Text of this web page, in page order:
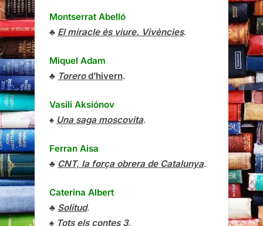
Montserrat Abelló
♣ El miracle és viure. Vivències.
Miquel Adam
♣ Torerod’hivern.
Vasili Aksiónov
♠ Una saga moscovita.
Ferran Aisa
♣ CNT, la força obrera de Catalunya.
Caterina Albert
♣ Solitud.
♠ Tots els contes 3.